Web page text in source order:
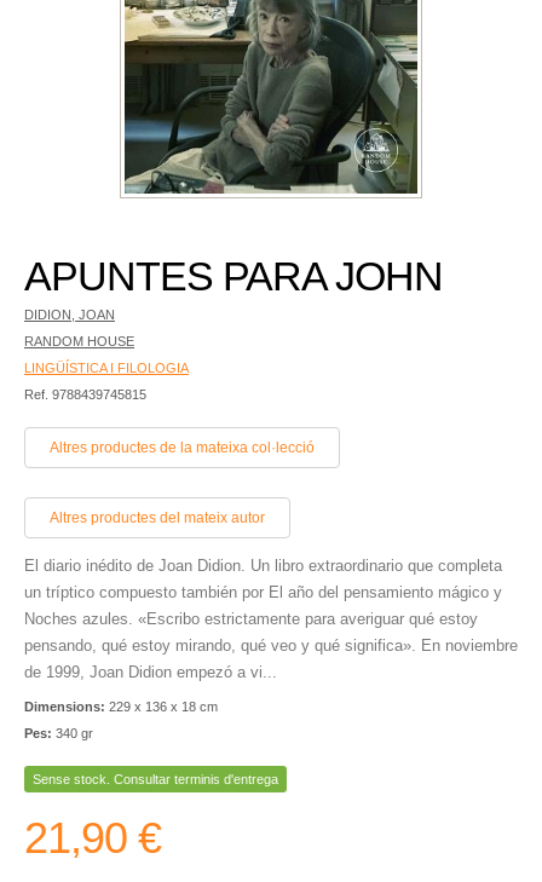
APUNTES PARA JOHN
DIDION, JOAN
RANDOM HOUSE
LINGÜÍSTICA I FILOLOGIA
Ref. 9788439745815
Altres productes de la mateixa col·lecció
Altres productes del mateix autor
El diario inédito de Joan Didion. Un libro extraordinario que completa
un tríptico compuesto también por El año del pensamiento mágico y
Noches azules. «Escribo estrictamente para averiguar qué estoy
pensando, qué estoy mirando, qué veo y qué significa». En noviembre
de 1999, Joan Didion empezó a vi...
Dimensions: 229 x 136 x 18 cm
Pes: 340 gr
Sense stock. Consultar terminis d'entrega
21,90 €